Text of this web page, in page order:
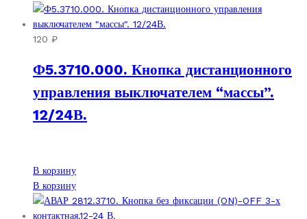
120 ₽
Ф5.3710.000. Кнопка дистанционного
управления выключателем “массы”.
12/24В.
В корзину
В корзину